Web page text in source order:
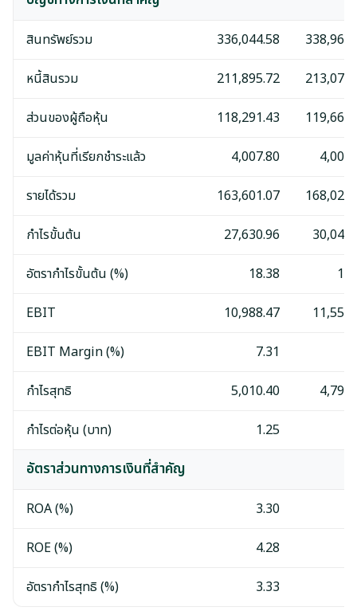
สินทรัพย์รวม 336,044.58
หนี้สินรวม 211,895.72
ส่วนของผู้ถือหุ้น 118,291.43
มูลค่าหุ้นที่เรียกชำระแล้ว 4,007.80
รายได้รวม 163,601.07
กำไรขั้นต้น 27,630.96
อัตรากำไรขั้นต้น (%) 18.38
EBIT 10,988.47
EBIT Margin (%) 7.31
กำไรสุทธิ 5,010.40
กำไรต่อหุ้น (บาท) 1.25
อัตราส่วนทางการเงินที่สำคัญ
ROA (%) 3.30
ROE (%) 4.28
อัตรากำไรสุทธิ (%) 3.33